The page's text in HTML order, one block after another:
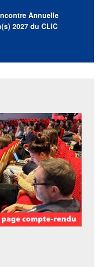
Annuelle
2027 du CLIC